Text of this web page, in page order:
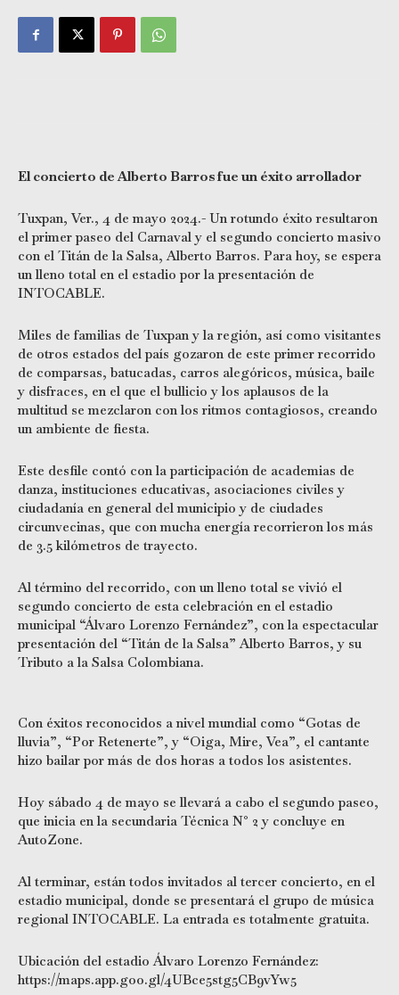
El concierto de Alberto Barros fue un éxito arrollador
Tuxpan, Ver., 4 de mayo 2024.- Un rotundo éxito resultaron
el primer paseo del Carnaval y el segundo concierto masivo
con el Titán de la Salsa, Alberto Barros. Para hoy, se espera
un lleno total en el estadio por la presentación de
INTOCABLE.
Miles de familias de Tuxpan y la región, así como visitantes
de otros estados del país gozaron de este primer recorrido
de comparsas, batucadas, carros alegóricos, música, baile
y disfraces, en el que el bullicio y los aplausos de la
multitud se mezclaron con los ritmos contagiosos, creando
un ambiente de fiesta.
Este desfile contó con la participación de academias de
danza, instituciones educativas, asociaciones civiles y
ciudadanía en general del municipio y de ciudades
circunvecinas, que con mucha energía recorrieron los más
de 3.5 kilómetros de trayecto.
Al término del recorrido, con un lleno total se vivió el
segundo concierto de esta celebración en el estadio
municipal “Álvaro Lorenzo Fernández”, con la espectacular
presentación del “Titán de la Salsa” Alberto Barros, y su
Tributo a la Salsa Colombiana.
Con éxitos reconocidos a nivel mundial como “Gotas de
lluvia”, “Por Retenerte”, y “Oiga, Mire, Vea”, el cantante
hizo bailar por más de dos horas a todos los asistentes.
Hoy sábado 4 de mayo se llevará a cabo el segundo paseo,
que inicia en la secundaria Técnica N° 2 y concluye en
AutoZone.
Al terminar, están todos invitados al tercer concierto, en el
estadio municipal, donde se presentará el grupo de música
regional INTOCABLE. La entrada es totalmente gratuita.
Ubicación del estadio Álvaro Lorenzo Fernández:
https://maps.app.goo.gl/4UBce5stg5CB9vYw5